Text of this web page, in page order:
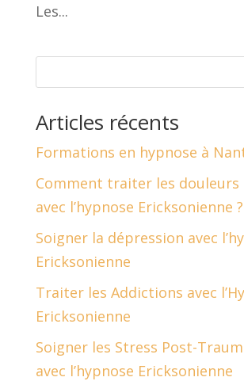
Les...
Articles récents
Formations en hypnose à
Comment traiter les douleurs
avec l’hypnose Ericksonienne ?
Soigner la dépression avec
Ericksonienne
Traiter les Addictions avec
Ericksonienne
Soigner les Stress Post-
avec l’hypnose Ericksonienne